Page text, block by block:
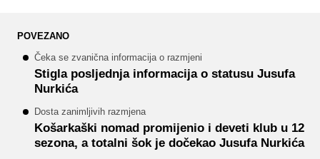
POVEZANO
Čeka se zvanična informacija o razmjeni
Stigla posljednja informacija o statusu Jusufa
Nurkića
Dosta zanimljivih razmjena
Košarkaški nomad promijenio i deveti klub u 12
sezona, a totalni šok je dočekao Jusufa Nurkića